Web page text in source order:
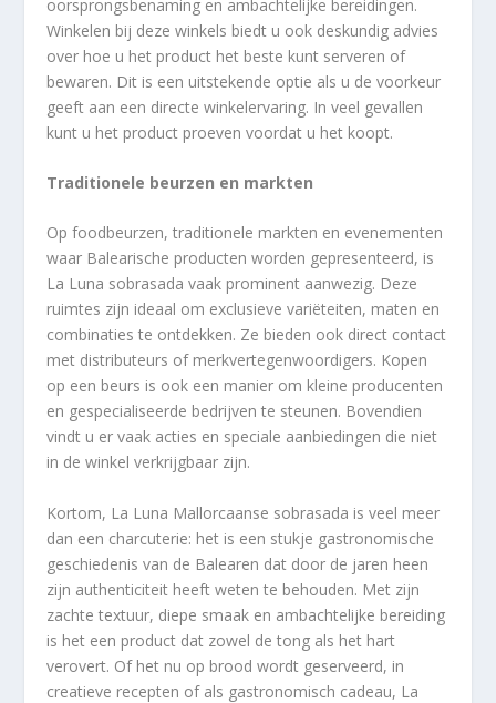
oorsprongsbenaming en ambachtelijke bereidingen.
Winkelen bij deze winkels biedt u ook deskundig advies
over hoe u het product het beste kunt serveren of
bewaren. Dit is een uitstekende optie als u de voorkeur
geeft aan een directe winkelervaring. In veel gevallen
kunt u het product proeven voordat u het koopt.
Traditionele beurzen en markten
Op foodbeurzen, traditionele markten en evenementen
waar Balearische producten worden gepresenteerd, is
La Luna sobrasada vaak prominent aanwezig. Deze
ruimtes zijn ideaal om exclusieve variëteiten, maten en
combinaties te ontdekken. Ze bieden ook direct contact
met distributeurs of merkvertegenwoordigers. Kopen
op een beurs is ook een manier om kleine producenten
en gespecialiseerde bedrijven te steunen. Bovendien
vindt u er vaak acties en speciale aanbiedingen die niet
in de winkel verkrijgbaar zijn.
Kortom, La Luna Mallorcaanse sobrasada is veel meer
dan een charcuterie: het is een stukje gastronomische
geschiedenis van de Balearen dat door de jaren heen
zijn authenticiteit heeft weten te behouden. Met zijn
zachte textuur, diepe smaak en ambachtelijke bereiding
is het een product dat zowel de tong als het hart
verovert. Of het nu op brood wordt geserveerd, in
creatieve recepten of als gastronomisch cadeau, La